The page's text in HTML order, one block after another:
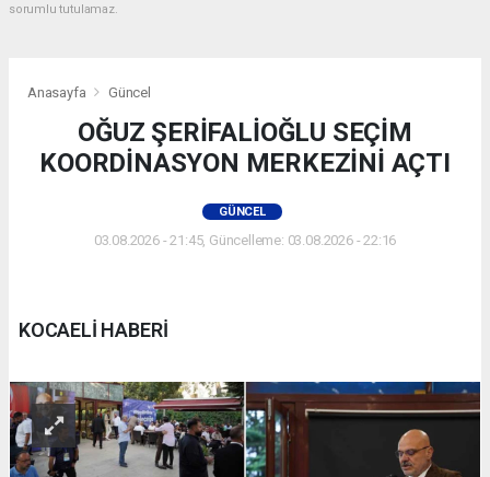
sorumlu tutulamaz.
Anasayfa Güncel
OĞUZ ŞERİFALİOĞLU SEÇİM
KOORDİNASYON MERKEZİNİ AÇTI
GÜNCEL
03.08.2026 - 21:45, Güncelleme: 03.08.2026 - 22:16
KOCAELİ HABERİ